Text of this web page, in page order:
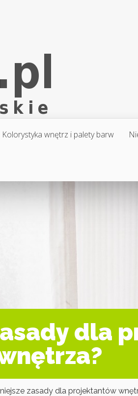
Kolorystyka wnętrz i palety barw
dla
zasady dla projektantów